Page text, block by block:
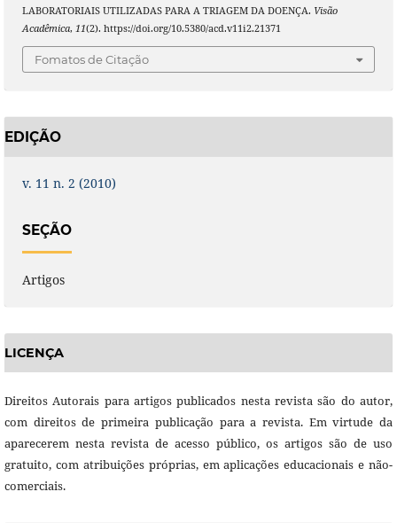
LABORATORIAIS UTILIZADAS PARA A TRIAGEM DA DOENÇA. Visão
Acadêmica, 11(2). https://doi.org/10.5380/acd.v11i2.21371
Fomatos de Citação
EDIÇÃO
v. 11 n. 2 (2010)
SEÇÃO
Artigos
LICENÇA
Direitos Autorais para artigos publicados nesta revista são do autor,
com direitos de primeira publicação para a revista. Em virtude da
aparecerem nesta revista de acesso público, os artigos são de uso
gratuito, com atribuições próprias, em aplicações educacionais e não-
comerciais.